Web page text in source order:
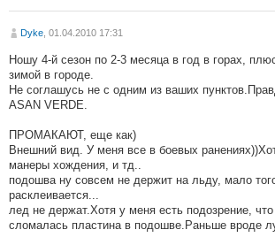
Dyke , 01.04.2010 17:31
Ношу 4-й сезон по 2-3 месяца в год в горах,
зимой в городе.
Не соглашусь не с одним из ваших
ASAN VERDE.
ПРОМАКАЮТ, еще как)
Внешний вид. У меня все в боевых
манеры хождения, и тд..
подошва ну совсем не держит на льду, мало
расклеивается...
лед не держат.Хотя у меня есть подозрение,
сломалась пластина в подошве.Раньше вроде